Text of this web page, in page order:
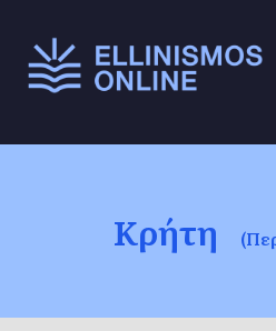
κυρίως
Κρήτη